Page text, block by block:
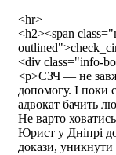
<hr>
<h2><span
<div class="info-
<p>СЗЧ — не
допомогу. І поки
адвокат бачить
Не варто
Юрист у Дніпрі
докази, уникнути